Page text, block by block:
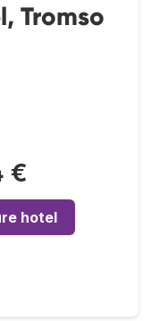
Tromso
€
hotel